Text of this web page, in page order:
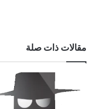
مقالات ذات صلة